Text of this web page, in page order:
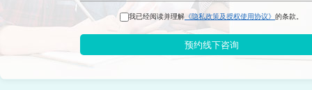
我已经阅读并理解 《隐私政策及授权使用协议》 的条款。
预约线下咨询